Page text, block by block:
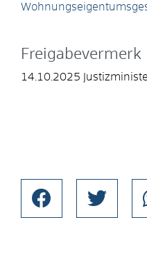
Freigabevermerk
14.10.2025